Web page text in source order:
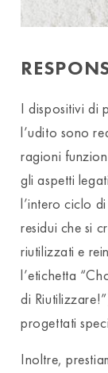
I dispositivi di
l’udito sono
ragioni
gli aspetti
l’intero ciclo
residui che si
riutilizzati e
l’etichetta
di
progettati
Inoltre,